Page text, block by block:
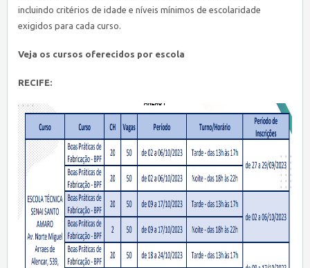
incluindo critérios de idade e níveis mínimos de escolaridade
exigidos para cada curso.
Veja os cursos oferecidos por escola
RECIFE: